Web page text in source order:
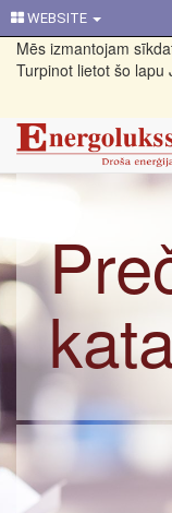
WEBSITE
Mēs izmantojam
Turpinot lietot šo lapu